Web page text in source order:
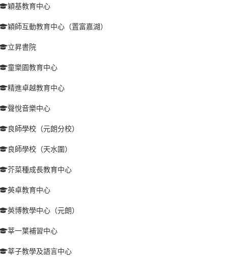
穎基教育中心
穎師互動教育中心（置富嘉湖）
立昇書院
童樂園教育中心
精進卓越教育中心
聲悅音樂中心
良師學校（元朗分校）
良師學校（天水圍）
芥菜種成長教育中心
英卓教育中心
英博教學中心（元朗）
莘一葉補習中心
莘子教學及語言中心